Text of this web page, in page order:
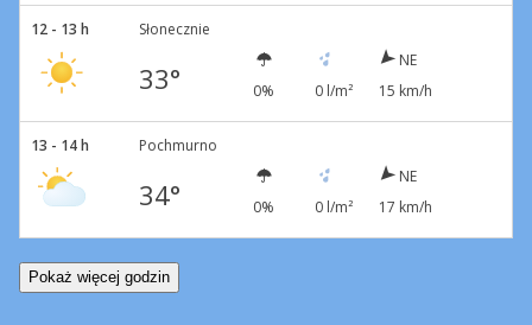
12 - 13 h Słonecznie
33° 0% 0 l/m²
NE
15 km/h
13 - 14 h Pochmurno
34° 0% 0 l/m²
NE
17 km/h
Pokaż więcej godzin